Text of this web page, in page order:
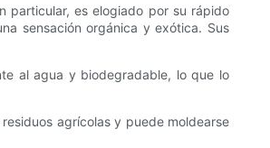
particular, es elogiado por su rápido
sensación orgánica y exótica. Sus
al agua y biodegradable, lo que lo
agrícolas y puede moldearse